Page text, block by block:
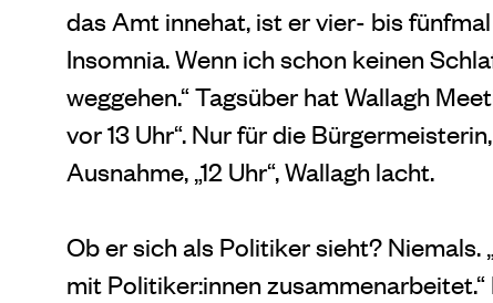
das Amt innehat, ist er vier- bis
Insomnia. Wenn ich schon keinen
weggehen.“ Tagsüber hat Wallagh
vor 13 Uhr“. Nur für die
Ausnahme, „12 Uhr“, Wallagh lacht.
Ob er sich als Politiker sieht? Niemals.
mit Politiker:innen